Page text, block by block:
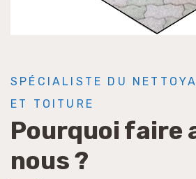
SPÉCIALISTE DU
ET TOITURE
Pourquoi faire
nous ?